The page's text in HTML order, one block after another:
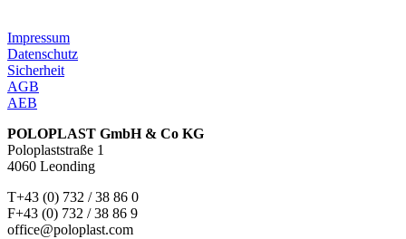
Impressum
Datenschutz
Sicherheit
AGB
AEB
POLOPLAST GmbH & Co KG
Poloplaststraße 1
4060 Leonding
T+43 (0) 732 / 38 86 0
F+43 (0) 732 / 38 86 9
office@poloplast.com